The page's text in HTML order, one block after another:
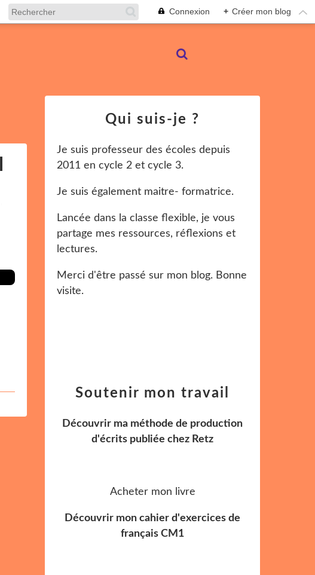
Connexion + Créer mon blog
Qui suis-je ?
Je suis professeur des écoles depuis
2011 en cycle 2 et cycle 3.
Je suis également maitre- formatrice.
Lancée dans la classe flexible, je vous
partage mes ressources, réflexions et
lectures.
Merci d'être passé sur mon blog. Bonne
visite.
Soutenir mon travail
Découvrir ma méthode de production
d'écrits publiée chez Retz
Acheter mon livre
Découvrir mon cahier d'exercices de
français CM1